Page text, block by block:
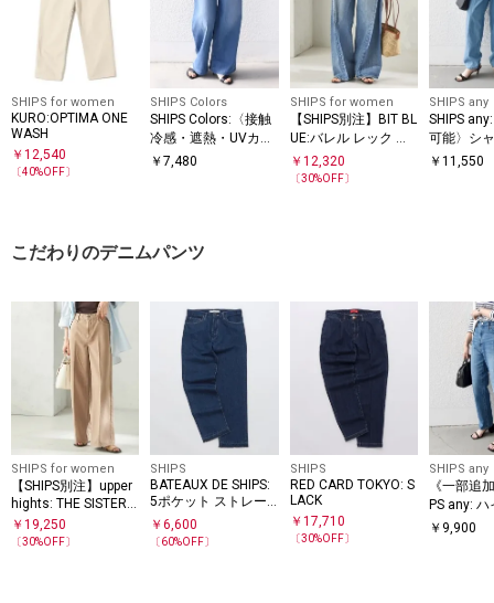
SHIPS for women
KURO:OPTIMA ONE
WASH
￥ 12,540
〔40%OFF〕
SHIPS Colors
SHIPS Colors:〈接触
冷感・遮熱・UVカッ
ト〉ファンクション
￥7,480
SHIPS for women
【SHIPS別注】BIT BL
UE:バレル レック デ
ニム パンツ
￥ 12,320
〔30%OFF〕
SHIPS any
SHIPS
可能〉シ
デニム ポ
￥11,550
こだわりのデニムパンツ
SHIPS for women
【SHIPS別注】upper
hights: THE SISTER
MIDRISE
￥ 19,250
〔30%OFF〕
SHIPS
BATEAUX DE SHIPS:
5ポケット ストレー
ト デニム パンツ
￥6,600
〔60%OFF〕
SHIPS
RED CARD TOKYO: S
LACK
￥ 17,710
〔30%OFF〕
SHIPS any
《一部追
PS any:
デニムパ
￥ 9,900